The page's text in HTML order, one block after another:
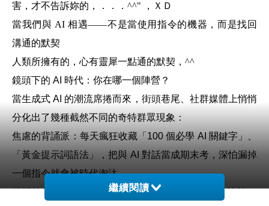
害，才不告訴妳的，．．．^^" ，ＸＤ
當我們與 AI 相遇——不是當使用指令的機器，而是找回
溝通的默契
人類所擁有的，心有靈犀一點通的默契，^^
鏡頭下的 AI 時代：你在哪一個陣營？
當生成式 AI 的潮流席捲而來，街頭巷尾、社群媒體上悄悄
分化出了幾種截然不同的奇特群眾現象：
焦慮的背誦派：每天瘋狂收藏「100 個必學 AI 關鍵字」、
「黃金提示詞語法」，把與 AI 對話當成期末考，深怕漏掉
一個指令就會被時代淘汰。
挫折的放棄派：滿懷期待輸入幾句話，卻只得到冷冰冰、
繼續閱讀